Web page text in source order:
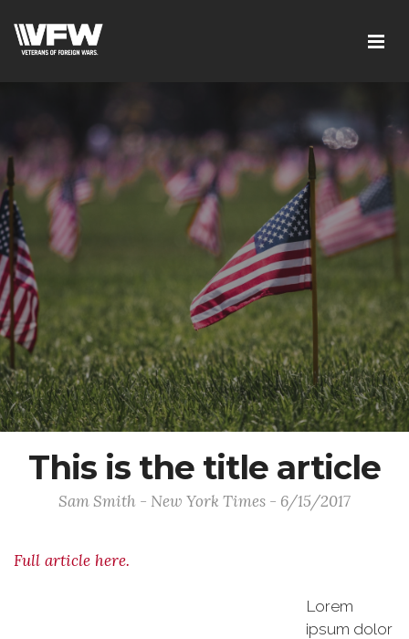
This is the title article
Sam Smith - New York Times - 6/15/2017
Full article here.
Lorem
ipsum dolor